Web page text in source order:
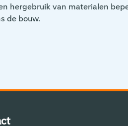
hergebruik van materialen
de bouw.